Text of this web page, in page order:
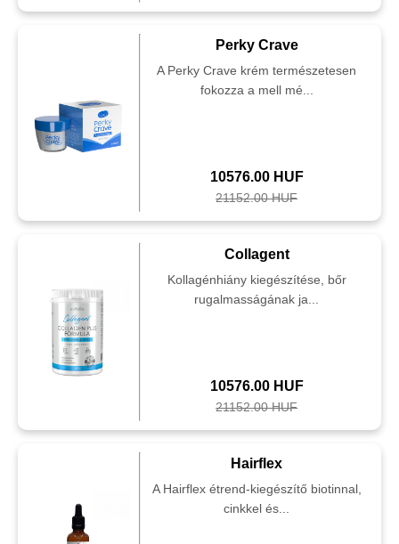
Perky Crave
A Perky Crave krém természetesen
fokozza a mell mé...
10576.00 HUF
21152.00 HUF
Collagent
Kollagénhiány kiegészítése, bőr
rugalmasságának ja...
10576.00 HUF
21152.00 HUF
Hairflex
A Hairflex étrend-kiegészítő biotinnal,
cinkkel és...